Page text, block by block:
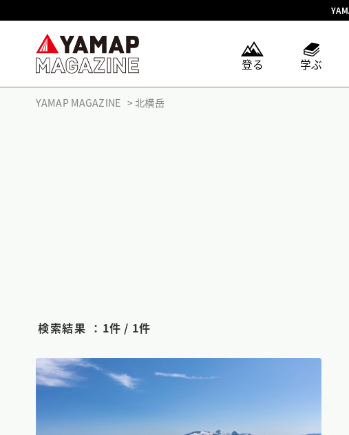
登る 学ぶ
YAMAP MAGAZINE 北横岳
検索結果 ： 1件 / 1件